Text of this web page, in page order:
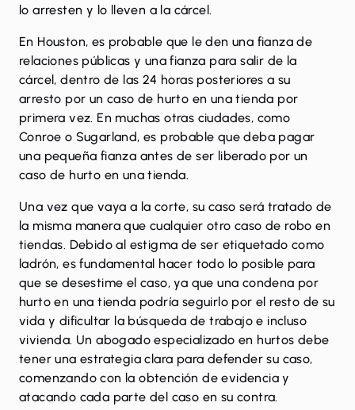
lo arresten y lo lleven a la cárcel.
En Houston, es probable que le den una fianza de
relaciones públicas y una fianza para salir de la
cárcel, dentro de las 24 horas posteriores a su
arresto por un caso de hurto en una tienda por
primera vez. En muchas otras ciudades, como
Conroe o Sugarland, es probable que deba pagar
una pequeña fianza antes de ser liberado por un
caso de hurto en una tienda.
Una vez que vaya a la corte, su caso será tratado de
la misma manera que cualquier otro caso de robo en
tiendas. Debido al estigma de ser etiquetado como
ladrón, es fundamental hacer todo lo posible para
que se desestime el caso, ya que una condena por
hurto en una tienda podría seguirlo por el resto de su
vida y dificultar la búsqueda de trabajo e incluso
vivienda. Un abogado especializado en hurtos debe
tener una estrategia clara para defender su caso,
comenzando con la obtención de evidencia y
atacando cada parte del caso en su contra.